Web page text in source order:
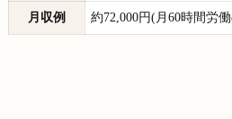
月収例 約72,000円(月60時間労